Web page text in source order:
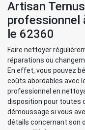
Artisan
professionnel
le 62360
Faire nettoyer
réparations ou
En effet, vous pouvez
coûts abordables avec
professionnel en
disposition pour toutes
démoussage si vous
détails concernant son